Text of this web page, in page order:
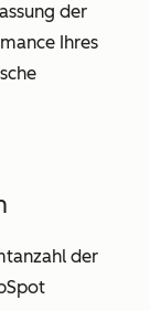
der
Ihres
der